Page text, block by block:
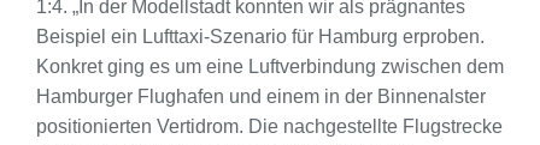
1:4. „In der Modellstadt konnten wir als prägnantes
Beispiel ein Lufttaxi-Szenario für Hamburg erproben.
Konkret ging es um eine Luftverbindung zwischen dem
Hamburger Flughafen und einem in der Binnenalster
positionierten Vertidrom. Die nachgestellte Flugstrecke